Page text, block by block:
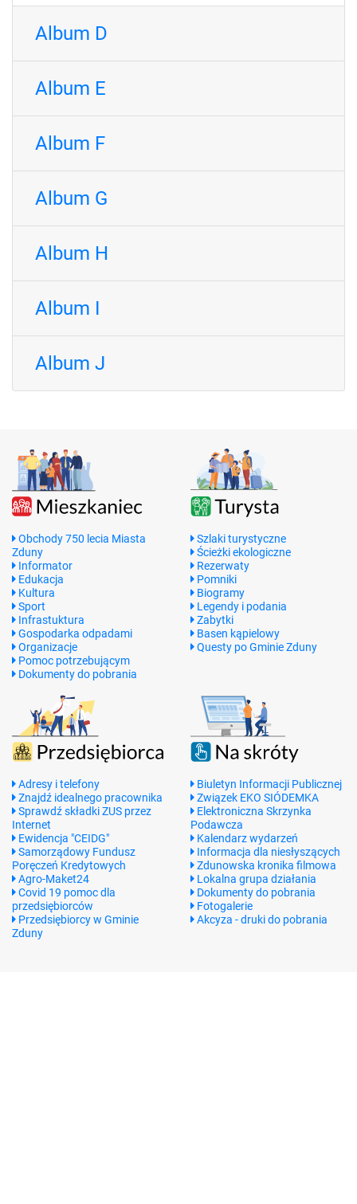
Album D
Album E
Album F
Album G
Album H
Album I
Album J
Obchody 750 lecia Miasta
Zduny
Informator
Edukacja
Kultura
Sport
Infrastuktura
Gospodarka odpadami
Organizacje
Pomoc potrzebującym
Dokumenty do pobrania
Szlaki turystyczne
Ścieżki ekologiczne
Rezerwaty
Pomniki
Biogramy
Legendy i podania
Zabytki
Basen kąpielowy
Questy po Gminie Zduny
Adresy i telefony
Znajdź idealnego pracownika
Sprawdź składki ZUS przez
Internet
Ewidencja "CEIDG"
Samorządowy Fundusz
Poręczeń Kredytowych
Agro-Maket24
Covid 19 pomoc dla
przedsiębiorców
Przedsiębiorcy w Gminie
Zduny
Biuletyn Informacji Publicznej
Związek EKO SIÓDEMKA
Elektroniczna Skrzynka
Podawcza
Kalendarz wydarzeń
Informacja dla niesłyszących
Zdunowska kronika filmowa
Lokalna grupa działania
Dokumenty do pobrania
Fotogalerie
Akcyza - druki do pobrania